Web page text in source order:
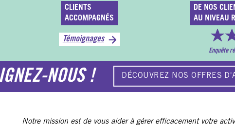
CLIENTS
ACCOMPAGNÉS
Témoignages
DE NOS
AU NIVEAU
Enquête
NOUS ! DÉCOUVREZ NOS OFFRES
Notre mission est de vous aider à gérer efficacement votre